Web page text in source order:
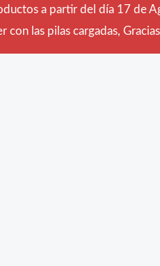
a partir del día 17 de
con las pilas cargadas,